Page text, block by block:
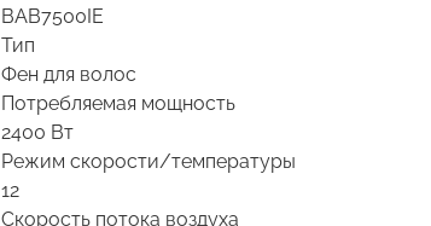
BAB7500IE
Тип
Фен для волос
Потребляемая мощность
2400 Вт
Режим скорости/температуры
12
Скорость потока воздуха